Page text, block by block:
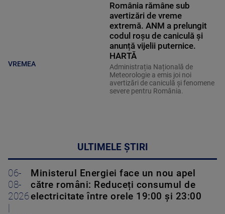
VREMEA
România rămâne sub
avertizări de vreme
extremă. ANM a prelungit
codul roșu de caniculă și
anunță vijelii puternice.
HARTĂ
Administrația Națională de
Meteorologie a emis joi noi
avertizări de caniculă și fenomene
severe pentru România.
ULTIMELE ȘTIRI
06-
08-
2026
Ministerul Energiei face un nou apel
către români: Reduceți consumul de
electricitate între orele 19:00 și 23:00